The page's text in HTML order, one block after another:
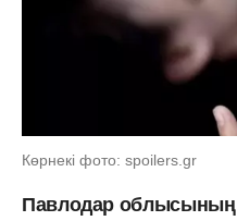
Көрнекі фото: spoilers.gr
Павлодар облысының